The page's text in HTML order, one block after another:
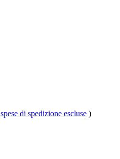
spese di spedizione escluse )